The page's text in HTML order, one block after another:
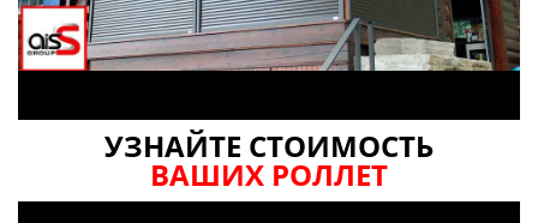
УЗНАЙТЕ СТОИМОСТЬ
ВАШИХ РОЛЛЕТ